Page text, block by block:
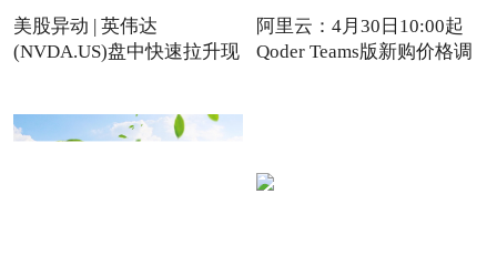
美股异动 | 英伟达
(NVDA.US)盘中快速拉升现
阿里云：4月30日10:00起
Qoder Teams版新购价格调